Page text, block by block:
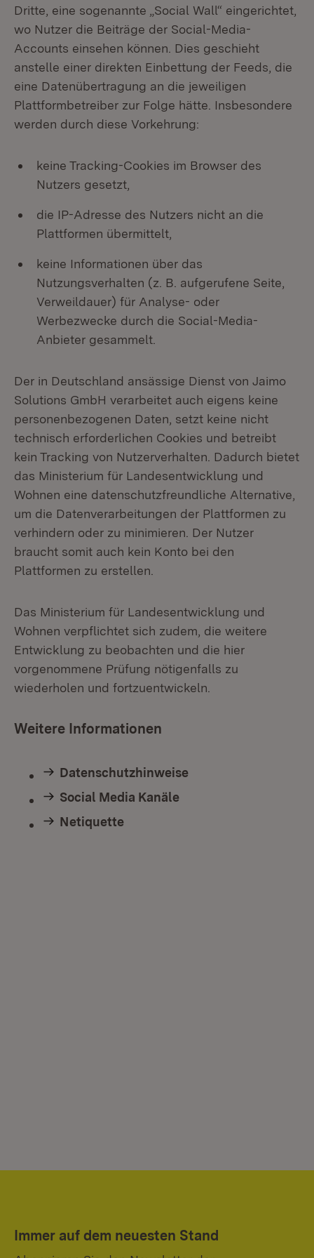
Dritte, eine sogenannte „Social Wall“ eingerichtet,
wo Nutzer die Beiträge der Social-Media-
Accounts einsehen können. Dies geschieht
anstelle einer direkten Einbettung der Feeds, die
eine Datenübertragung an die jeweiligen
Plattformbetreiber zur Folge hätte. Insbesondere
werden durch diese Vorkehrung:
keine Tracking-Cookies im Browser des
Nutzers gesetzt,
die IP-Adresse des Nutzers nicht an die
Plattformen übermittelt,
keine Informationen über das
Nutzungsverhalten (z. B. aufgerufene Seite,
Verweildauer) für Analyse- oder
Werbezwecke durch die Social-Media-
Anbieter gesammelt.
Der in Deutschland ansässige Dienst von Jaimo
Solutions GmbH verarbeitet auch eigens keine
personenbezogenen Daten, setzt keine nicht
technisch erforderlichen Cookies und betreibt
kein Tracking von Nutzerverhalten. Dadurch bietet
das Ministerium für Landesentwicklung und
Wohnen eine datenschutzfreundliche Alternative,
um die Datenverarbeitungen der Plattformen zu
verhindern oder zu minimieren. Der Nutzer
braucht somit auch kein Konto bei den
Plattformen zu erstellen.
Das Ministerium für Landesentwicklung und
Wohnen verpflichtet sich zudem, die weitere
Entwicklung zu beobachten und die hier
vorgenommene Prüfung nötigenfalls zu
wiederholen und fortzuentwickeln.
Weitere Informationen
Datenschutzhinweise
Social Media Kanäle
Netiquette
Immer auf dem neuesten Stand